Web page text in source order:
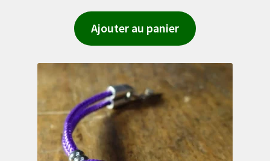
Ajouter au panier